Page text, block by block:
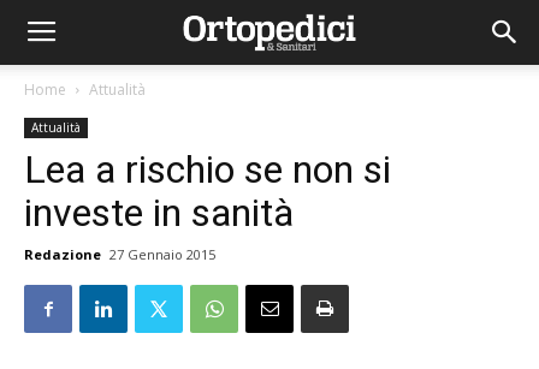
Home Attualità
Attualità
Lea a rischio se non si
investe in sanità
Redazione 27 Gennaio 2015